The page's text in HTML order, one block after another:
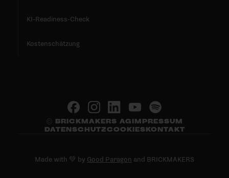
KI-Readiness-Check
Kostenschätzung
© BRICKMAKERS AG
IMPRESSUM
DATENSCHUTZCOOKIES KONTAKT
Made with 💚 by Good Paragon and BRICKMAKERS